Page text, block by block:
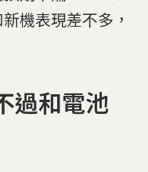
機表現差不多，
過和電池